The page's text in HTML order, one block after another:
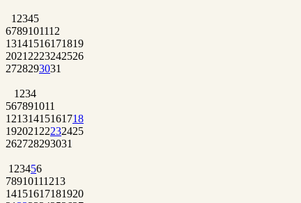
1 2345
6789101112
13141516171819
2021 2223242526
2728293031
1 234
567891011
12131415161718
192021 22232425
262728293031
1 23456
78910111213
14151617181920